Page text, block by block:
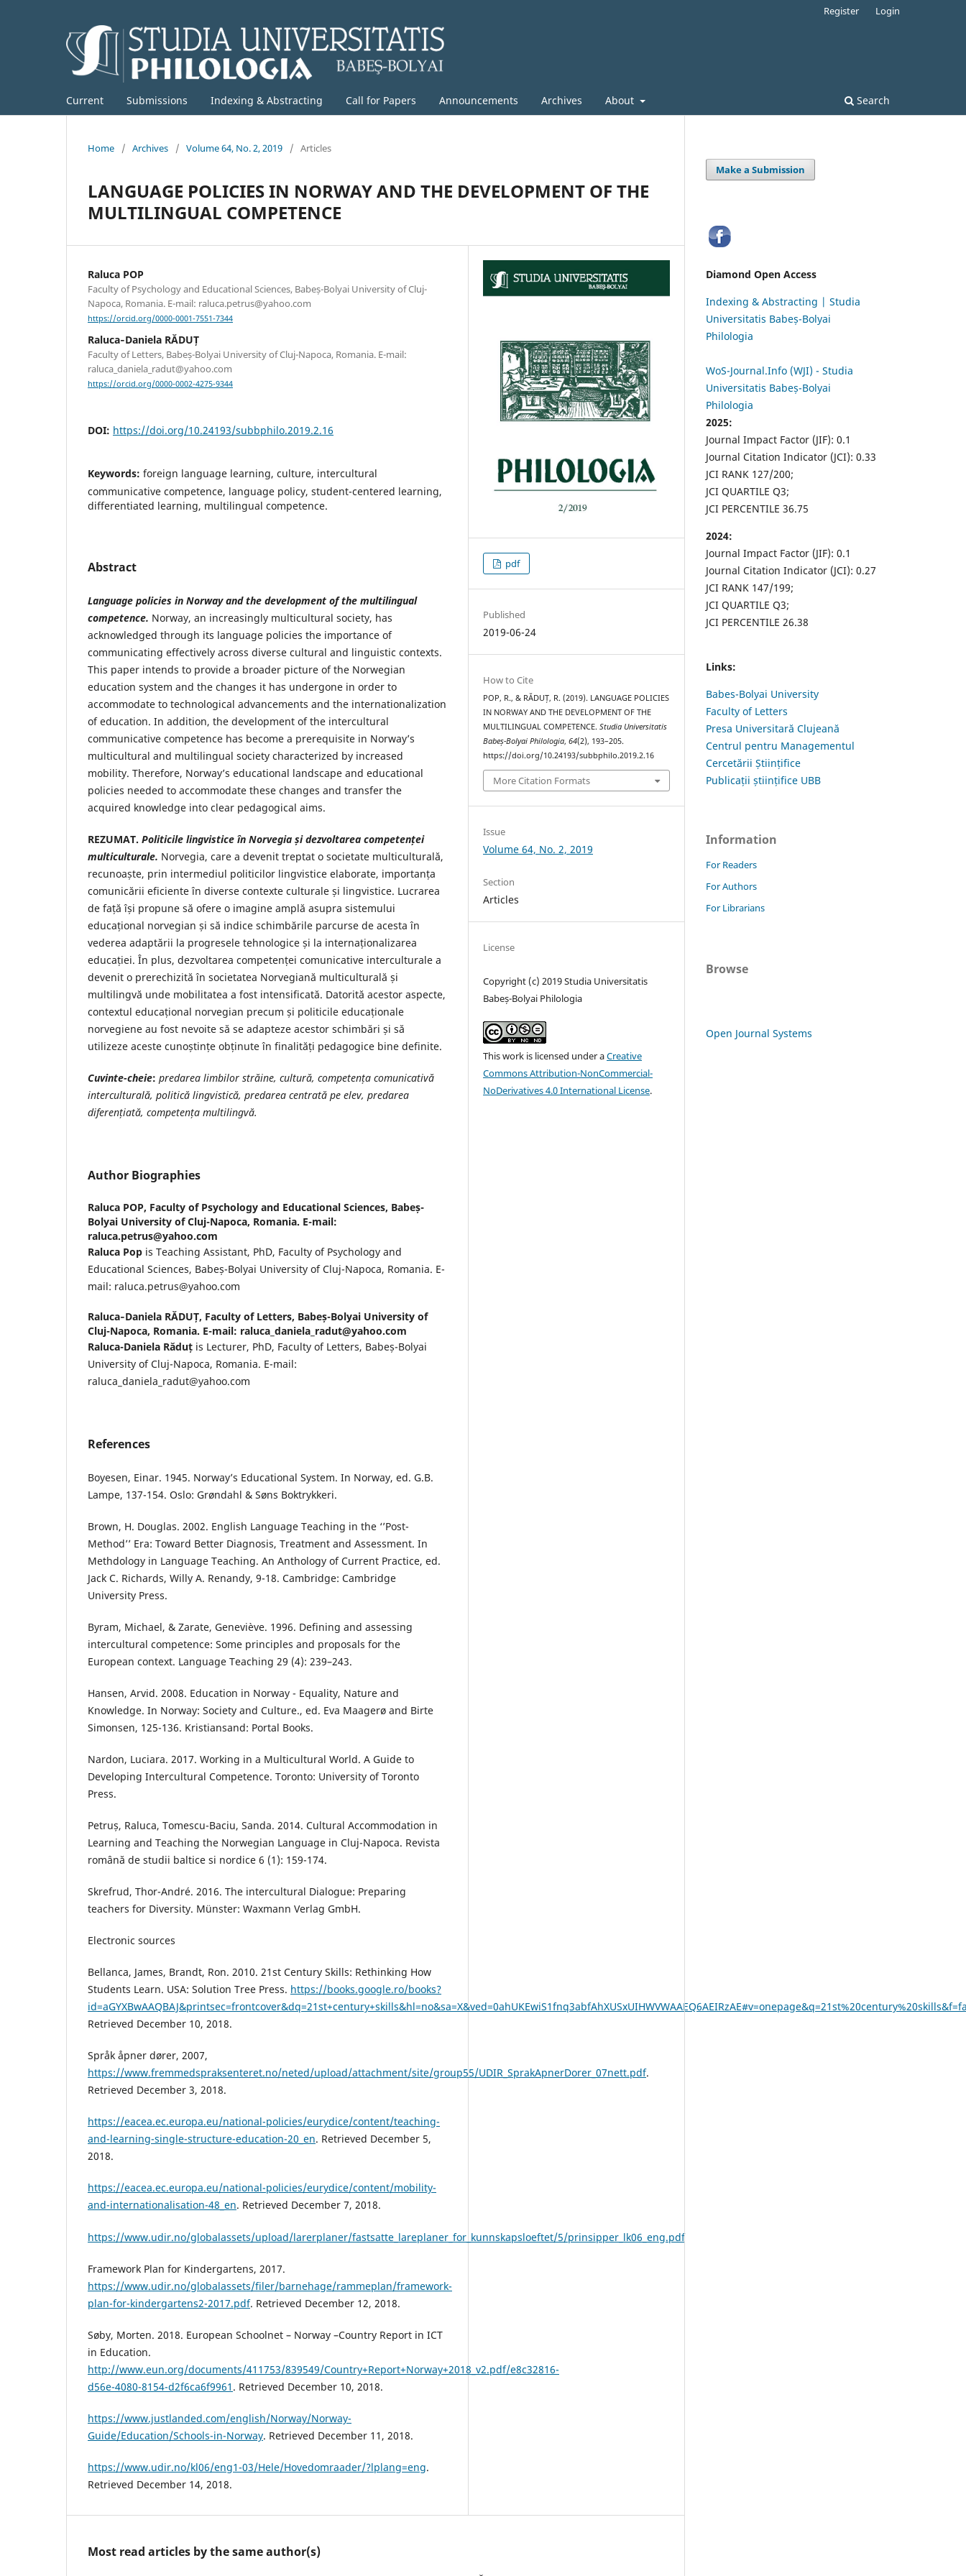
Current Submissions Indexing & Abstracting Call for Papers Announcements Archives About Search
Register Login
Home / Archives / Volume 64, No. 2, 2019 / Articles
LANGUAGE POLICIES IN NORWAY AND THE DEVELOPMENT OF THE
MULTILINGUAL COMPETENCE
Raluca POP
Faculty of Psychology and Educational Sciences, Babeș-Bolyai University of Cluj-
Napoca, Romania. E-mail: raluca.petrus@yahoo.com
https://orcid.org/0000-0001-7551-7344
Raluca‐Daniela RĂDUȚ
Faculty of Letters, Babeș-Bolyai University of Cluj-Napoca, Romania. E-mail:
raluca_daniela_radut@yahoo.com
https://orcid.org/0000-0002-4275-9344
DOI: https://doi.org/10.24193/subbphilo.2019.2.16
Keywords: foreign language learning, culture, intercultural
communicative competence, language policy, student-centered learning,
differentiated learning, multilingual competence.
Abstract
Language policies in Norway and the development ofthe multilingual
competence. Norway, an increasingly multicultural society, has
acknowledged through its language policies the importance of
communicating effectively across diverse cultural and linguistic contexts.
This paper intends to provide a broader picture of the Norwegian
education system and the changes it has undergone in order to
accommodate to technological advancements and the internationalization
of education. In addition, the development of the intercultural
communicative competence has become a prerequisite in Norway’s
multicultural and multilingual society characterized by increased
mobility. Therefore, Norway’s educational landscape and educational
policies needed to accommodate these changes and transfer the
acquired knowledge into clear pedagogical aims.
REZUMAT. Politicile lingvistice în Norvegia și dezvoltarea competenței
multiculturale. Norvegia, care a devenit treptat o societate multiculturală,
recunoaște, prin intermediul politicilor lingvistice elaborate, importanța
comunicării eficiente în diverse contexte culturale și lingvistice. Lucrarea
de față își propune să ofere o imagine amplă asupra sistemului
educațional norvegian și să indice schimbările parcurse de acesta în
vederea adaptării la progresele tehnologice și la internaționalizarea
educației. În plus, dezvoltarea competenței comunicative interculturale a
devenit o prerechizită în societatea Norvegiană multiculturală și
multilingvă unde mobilitatea a fost intensificată. Datorită acestor aspecte,
contextul educațional norvegian precum și politicile educaționale
norvegiene au fost nevoite să se adapteze acestor schimbări și să
utilizeze aceste cunoștințe obținute în finalități pedagogice bine definite.
Cuvinte-cheie: predarea limbilor străine, cultură, competența comunicativă
interculturală, politică lingvistică, predarea centrată pe elev, predarea
diferențiată, competența multilingvă.
Author Biographies
Raluca POP, Faculty of Psychology and Educational Sciences, Babeș-
Bolyai University of Cluj-Napoca, Romania. E-mail:
raluca.petrus@yahoo.com
Raluca Pop is Teaching Assistant, PhD, Faculty of Psychology and
Educational Sciences, Babeș-Bolyai University of Cluj-Napoca, Romania. E-
mail: raluca.petrus@yahoo.com
Raluca‐Daniela RĂDUȚ, Faculty of Letters, Babeș-Bolyai University of
Cluj-Napoca, Romania. E-mail: raluca_daniela_radut@yahoo.com
Raluca-Daniela Răduț is Lecturer, PhD, Faculty of Letters, Babeș-Bolyai
University of Cluj-Napoca, Romania. E-mail:
raluca_daniela_radut@yahoo.com
References
Boyesen, Einar. 1945. Norway’s Educational System. In Norway, ed. G.B.
Lampe, 137-154. Oslo: Grøndahl & Søns Boktrykkeri.
Brown, H. Douglas. 2002. English Language Teaching in the ‘’Post-
Method’’ Era: Toward Better Diagnosis, Treatment and Assessment. In
Methdology in Language Teaching. An Anthology of Current Practice, ed.
Jack C. Richards, Willy A. Renandy, 9-18. Cambridge: Cambridge
University Press.
Byram, Michael, & Zarate, Geneviève. 1996. Defining and assessing
intercultural competence: Some principles and proposals for the
European context. Language Teaching 29 (4): 239–243.
Hansen, Arvid. 2008. Education in Norway - Equality, Nature and
Knowledge. In Norway: Society and Culture., ed. Eva Maagerø and Birte
Simonsen, 125-136. Kristiansand: Portal Books.
Nardon, Luciara. 2017. Working in a Multicultural World. A Guide to
Developing Intercultural Competence. Toronto: University of Toronto
Press.
Petruș, Raluca, Tomescu-Baciu, Sanda. 2014. Cultural Accommodation in
Learning and Teaching the Norwegian Language in Cluj-Napoca. Revista
română de studii baltice si nordice 6 (1): 159-174.
Skrefrud, Thor-André. 2016. The intercultural Dialogue: Preparing
teachers for Diversity. Münster: Waxmann Verlag GmbH.
Electronic sources
Bellanca, James, Brandt, Ron. 2010. 21st Century Skills: Rethinking How
Students Learn. USA: Solution Tree Press. https://books.google.ro/books?
Retrieved December 10, 2018.
Språk åpner dører, 2007,
https://www.fremmedspraksenteret.no/neted/upload/attachment/site/group55/UDIR_SprakApnerDorer_07nett.pdf.
Retrieved December 3, 2018.
https://eacea.ec.europa.eu/national-policies/eurydice/content/teaching-
and-learning-single-structure-education-20_en. Retrieved December 5,
2018.
https://eacea.ec.europa.eu/national-policies/eurydice/content/mobility-
and-internationalisation-48_en. Retrieved December 7, 2018.
https://www.udir.no/globalassets/upload/larerplaner/fastsatte_lareplaner_for_kunnskapsloeftet/5/prinsipper_lk06_eng.pdf
Framework Plan for Kindergartens, 2017.
https://www.udir.no/globalassets/filer/barnehage/rammeplan/framework-
plan-for-kindergartens2-2017.pdf. Retrieved December 12, 2018.
Søby, Morten. 2018. European Schoolnet – Norway –Country Report in ICT
in Education.
http://www.eun.org/documents/411753/839549/Country+Report+Norway+2018_v2.pdf/e8c32816-
d56e-4080-8154-d2f6ca6f9961 . Retrieved December 10, 2018.
https://www.justlanded.com/english/Norway/Norway-
Guide/Education/Schools-in-Norway. Retrieved December 11, 2018.
https://www.udir.no/kl06/eng1-03/Hele/Hovedomraader/?lplang=eng.
Retrieved December 14, 2018.
pdf
Published
2019-06-24
How to Cite
POP, R., & RĂDUȚ, R. (2019). LANGUAGE POLICIES
IN NORWAY AND THE DEVELOPMENT OF THE
MULTILINGUAL COMPETENCE.Studia Universitatis
Babeș-Bolyai Philologia,64(2), 193–205.
https://doi.org/10.24193/subbphilo.2019.2.16
More Citation Formats
Issue
Volume 64, No. 2, 2019
Section
Articles
License
Copyright (c) 2019 Studia Universitatis
Babeș-Bolyai Philologia
This work is licensed under aCreative
Commons Attribution-NonCommercial-
NoDerivatives 4.0 International License.
Most read articles by the same author(s)
Make a Submission
Diamond Open Access
Indexing & Abstracting | Studia
Universitatis Babeș-Bolyai
Philologia
WoS-Journal.Info (WJI) - Studia
Universitatis Babeș-Bolyai
Philologia
2025:
Journal Impact Factor (JIF): 0.1
Journal Citation Indicator (JCI): 0.33
JCI RANK 127/200;
JCI QUARTILE Q3;
JCI PERCENTILE 36.75
2024:
Journal Impact Factor (JIF): 0.1
Journal Citation Indicator (JCI): 0.27
JCI RANK 147/199;
JCI QUARTILE Q3;
JCI PERCENTILE 26.38
Links:
Babes-Bolyai University
Faculty of Letters
Presa Universitară Clujeană
Centrul pentru Managementul
Cercetării Științifice
Publicații științifice UBB
Information
For Readers
For Authors
For Librarians
Browse
Open Journal Systems